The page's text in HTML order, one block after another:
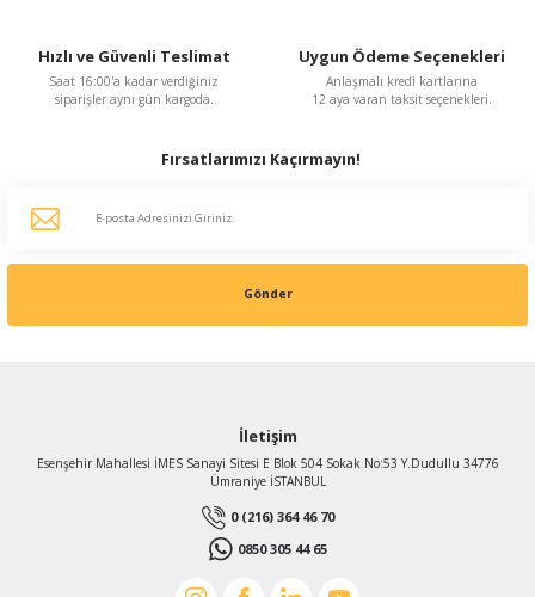
Hızlı ve Güvenli Teslimat
Saat 16:00'a kadar verdiğiniz
siparişler aynı gün kargoda.
Uygun Ödeme Seçenekleri
Anlaşmalı kredi kartlarına
12 aya varan taksit seçenekleri.
Fırsatlarımızı Kaçırmayın!
Gönder
İletişim
Esenşehir Mahallesi İMES Sanayi Sitesi E Blok 504 Sokak No:53 Y.Dudullu 34776
Ümraniye İSTANBUL
0 (216) 364 46 70
0850 305 44 65